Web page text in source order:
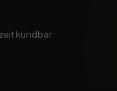
kündbar